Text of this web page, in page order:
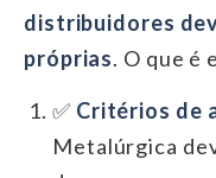
distribuidores
próprias. O que é
✅ Critérios de
Metalúrgica